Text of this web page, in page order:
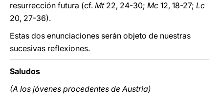
resurrección futura (cf. Mt22, 24-30; Mc 12, 18-27; Lc
20, 27-36).
Estas dos enunciaciones serán objeto de nuestras
sucesivas reflexiones.
Saludos
(A los jóvenes procedentes de Austria)